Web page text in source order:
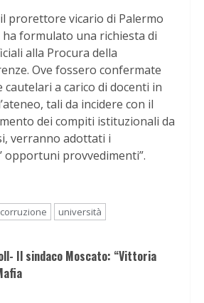
il prorettore vicario di Palermo
ha formulato una richiesta di
alla Procura della
Ove fossero confermate
a carico di docenti in
tali da incidere con il
dei compiti istituzionali da
verranno adottati i
opportuni provvedimenti”.
corruzione università
Il sindaco Moscato: “Vittoria